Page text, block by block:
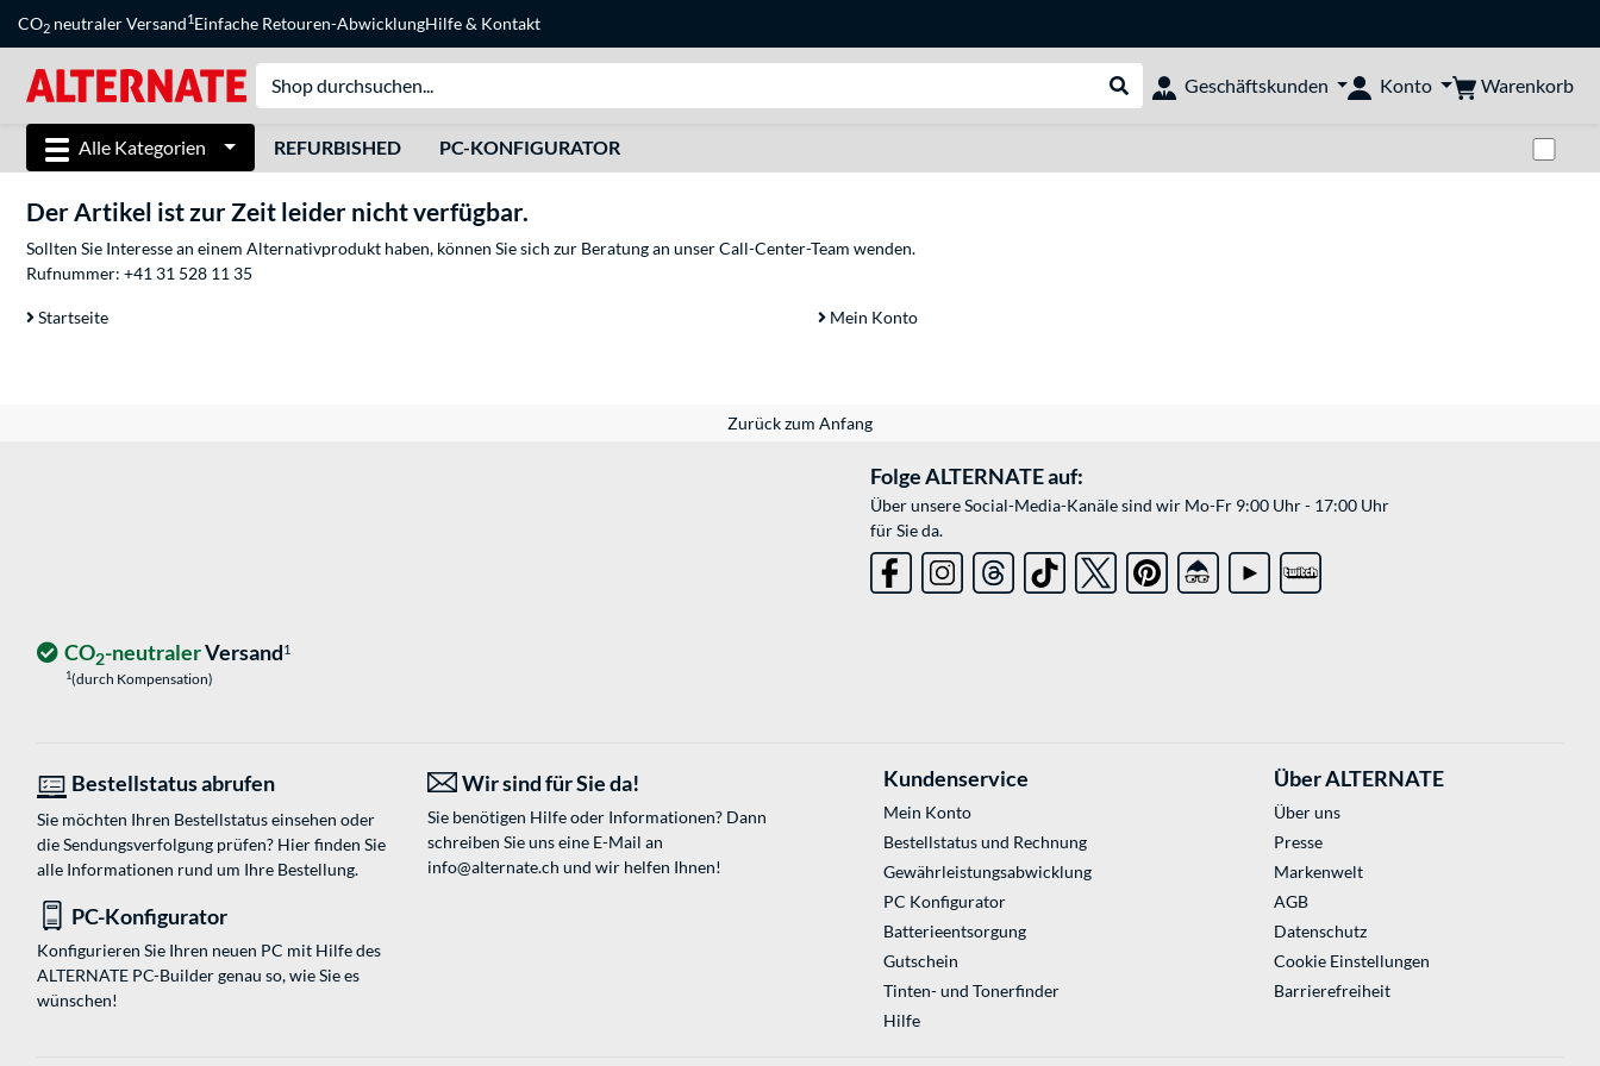
CO2 neutraler Versand1Einfache Retouren-AbwicklungHilfe& Kontakt
Suche durchführen
Geschäftskunden Konto Warenkorb
Alle Kategorien REFURBISHED PC-KONFIGURATOR
Der Artikel ist zur Zeit leider nicht verfügbar.
Sollten Sie Interesse an einem Alternativprodukt haben, können Sie sich zur Beratung an unser Call-Center-Team wenden.
Rufnummer: +41 31 528 11 35
Startseite Mein Konto
Zurück zum Anfang
Folge ALTERNATE auf:
Über unsere Social-Media-Kanäle sind wir Mo-Fr 9:00 Uhr - 17:00 Uhr
für Sie da.
CO2-neutralerVersand1
1(durch Kompensation)
Bestellstatus abrufen
Sie möchten Ihren Bestellstatus einsehen oder
die Sendungsverfolgung prüfen? Hier finden Sie
alle Informationen rund um Ihre Bestellung.
Wir sind für Sie da!
Sie benötigen Hilfe oder Informationen? Dann
schreiben Sie uns eine E-Mail an
info@alternate.ch und wir helfen Ihnen!
PC-Konfigurator
Konfigurieren Sie Ihren neuen PC mit Hilfe des
ALTERNATE PC-Builder genau so, wie Sie es
wünschen!
Kundenservice
Mein Konto
Bestellstatus und Rechnung
Gewährleistungsabwicklung
PC Konfigurator
Batterieentsorgung
Gutschein
Tinten- und Tonerfinder
Hilfe
Über ALTERNATE
Über uns
Presse
Markenwelt
AGB
Datenschutz
Cookie Einstellungen
Barrierefreiheit